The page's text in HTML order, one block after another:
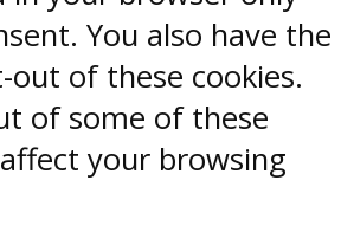
You also have the
of these cookies.
of some of these
your browsing